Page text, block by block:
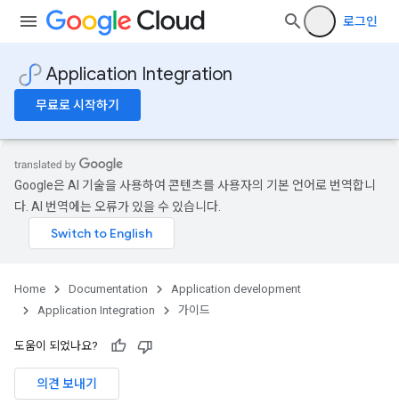
로그인
Application Integration
무료로 시작하기
Google은 AI 기술을 사용하여 콘텐츠를 사용자의 기본 언어로 번역합니
다. AI 번역에는 오류가 있을 수 있습니다.
Home Documentation
Application development
Application Integration
가이드
도움이 되었나요?
의견 보내기